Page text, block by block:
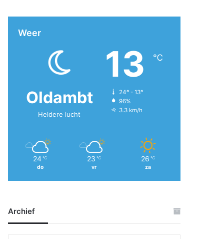
Weer
Oldambt
Heldere lucht
13 ℃
24º - 13º
96%
3.3 km/h
24 ℃
do
23 ℃
vr
26 ℃
za
Archief